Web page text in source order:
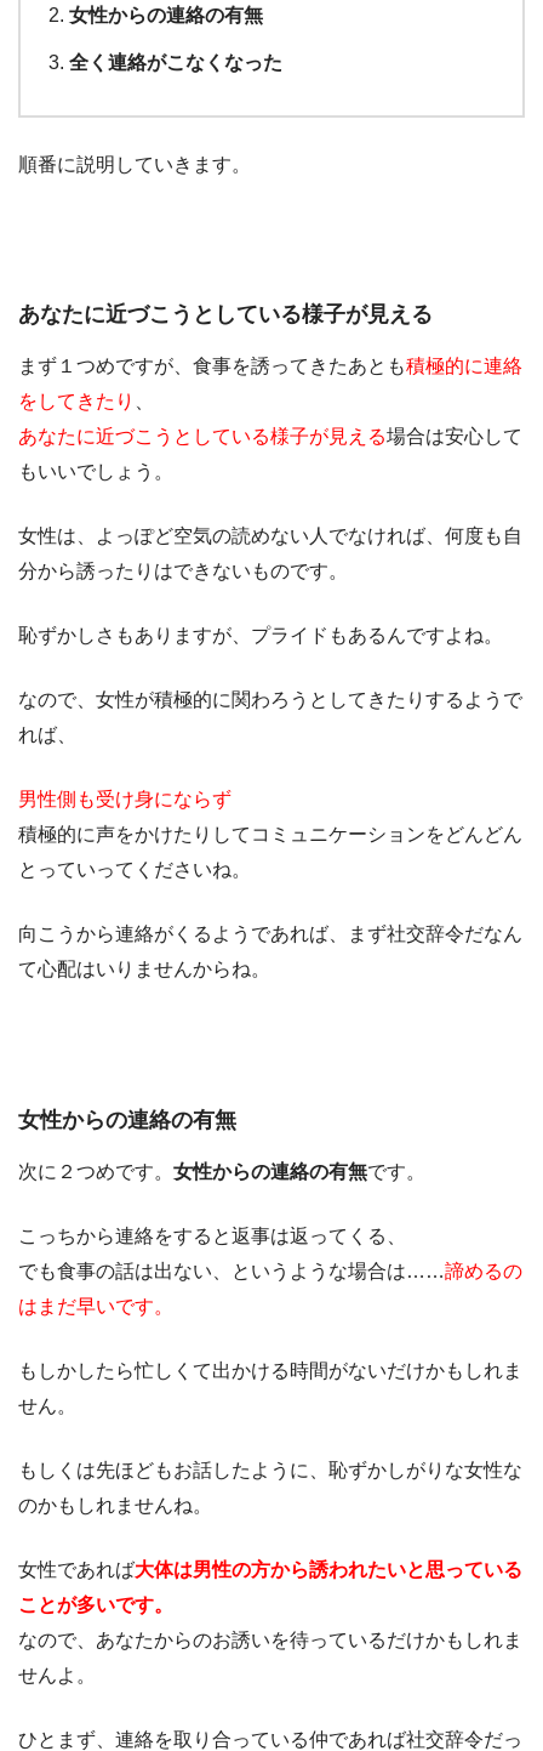
女性からの連絡の有無
全く連絡がこなくなった
順番に説明していきます。
あなたに近づこうとしている様子が見える
まず１つめですが、食事を誘ってきたあとも積極的に連絡
をしてきたり 、
あなたに近づこうとしている様子が見える場合は安心して
もいいでしょう。
女性は、よっぽど空気の読めない人でなければ、何度も自
分から誘ったりはできないものです。
恥ずかしさもありますが、プライドもあるんですよね。
なので、女性が積極的に関わろうとしてきたりするようで
れば、
男性側も受け身にならず
積極的に声をかけたりしてコミュニケーションをどんどん
とっていってくださいね。
向こうから連絡がくるようであれば、まず社交辞令だなん
て心配はいりませんからね。
女性からの連絡の有無
次に２つめです。 女性からの連絡の有無です。
こっちから連絡をすると返事は返ってくる、
でも食事の話は出ない、というような場合は……諦めるの
はまだ早いです。
もしかしたら忙しくて出かける時間がないだけかもしれま
せん。
もしくは先ほどもお話したように、恥ずかしがりな女性な
のかもしれませんね。
女性であれば大体は男性の方から誘われたいと思っている
ことが多いです。
なので、あなたからのお誘いを待っているだけかもしれま
せんよ。
ひとまず、連絡を取り合っている仲であれば社交辞令だっ